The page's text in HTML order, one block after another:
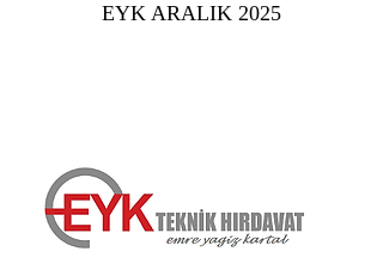
EYK ARALIK 2025